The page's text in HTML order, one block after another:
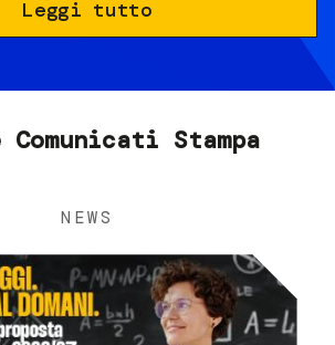
Leggi tutto
Comunicati Stampa
NEWS